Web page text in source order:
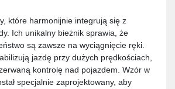
które harmonijnie integrują się z
Ich unikalny bieżnik sprawia, że
są zawsze na wyciągnięcie ręki.
jazdę przy dużych prędkościach,
kontrolę nad pojazdem. Wzór w
specjalnie zaprojektowany, aby